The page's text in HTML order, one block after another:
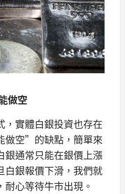
做空
，實體白銀投資也存在
做空”的缺點，簡單來
銀通常只能在銀價上漲
白銀報價下滑，我們就
耐心等待牛市出現。